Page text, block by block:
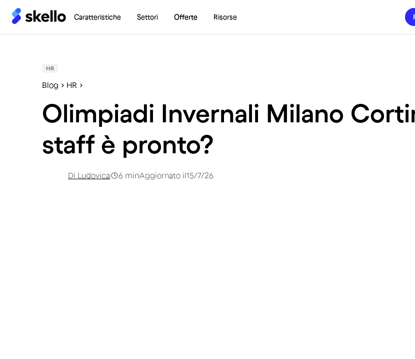
Caratteristiche Settori Offerte Risorse
HR
Blog HR
Olimpiadi Invernali Milano
staff è pronto?
Di Ludovica 6 minAggiornato il15/7/26